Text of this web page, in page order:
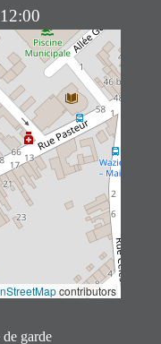
contributors
garde